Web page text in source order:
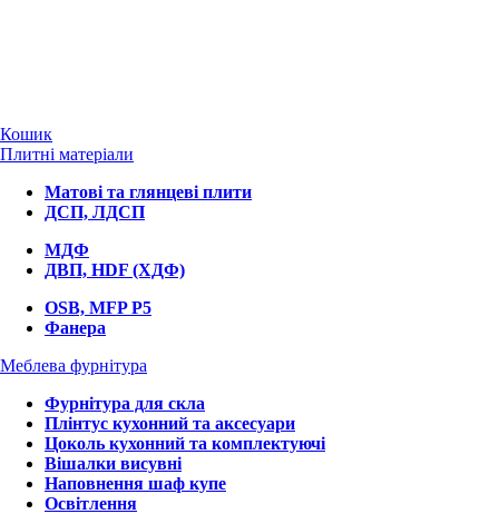
Кошик
Плитні матеріали
Матові та глянцеві плити
ДСП, ЛДСП
МДФ
ДВП, HDF (ХДФ)
OSB, MFP P5
Фанера
Меблева фурнітура
Фурнітура для скла
Плінтус кухонний та аксесуари
Цоколь кухонний та комплектуючі
Вішалки висувні
Наповнення шаф купе
Освітлення